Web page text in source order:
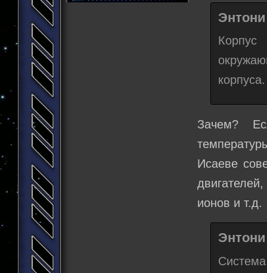
корпуса.
Зачем?
Исаеве
ионов и т.д.